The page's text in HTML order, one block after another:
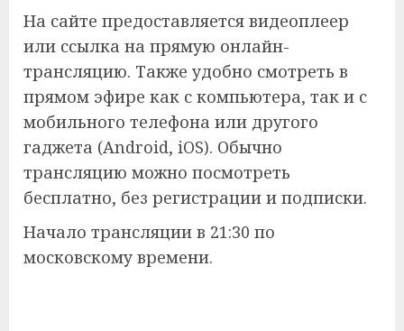
На сайте предоставляется видеоплеер
или ссылка на прямую онлайн-
трансляцию. Также удобно смотреть в
прямом эфире как с компьютера, так и с
мобильного телефона или другого
гаджета (Android, iOS). Обычно
трансляцию можно посмотреть
бесплатно, без регистрации и подписки.
Начало трансляции в 21:30 по
московскому времени.